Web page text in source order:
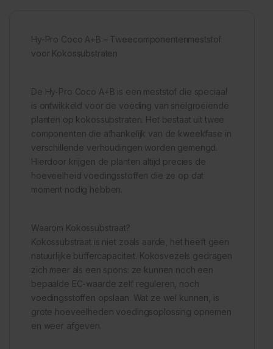
Hy-Pro Coco A+B – Tweecomponentenmeststof
voor Kokossubstraten
De Hy-Pro Coco A+B is een meststof die speciaal
is ontwikkeld voor de voeding van snelgroeiende
planten op kokossubstraten. Het bestaat uit twee
componenten die afhankelijk van de kweekfase in
verschillende verhoudingen worden gemengd.
Hierdoor krijgen de planten altijd precies de
hoeveelheid voedingsstoffen die ze op dat
moment nodig hebben.
Waarom Kokossubstraat?
Kokossubstraat is niet zoals aarde, het heeft geen
natuurlijke buffercapaciteit. Kokosvezels gedragen
zich meer als een spons: ze kunnen noch een
bepaalde EC-waarde zelf reguleren, noch
voedingsstoffen opslaan. Wat ze wel kunnen, is
grote hoeveelheden voedingsoplossing opnemen
en weer afgeven.